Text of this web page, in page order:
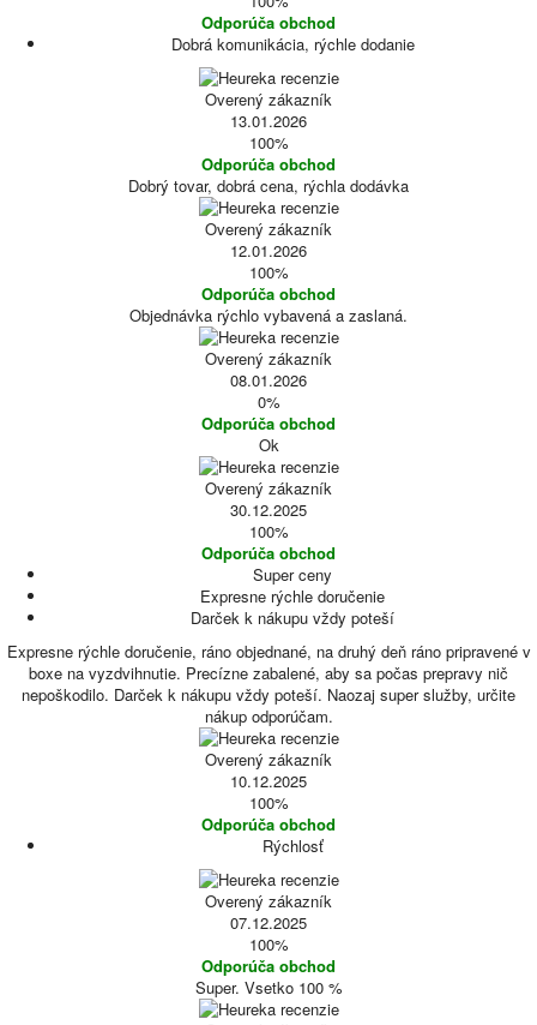
Odporúča obchod
Dobrá komunikácia, rýchle dodanie
Overený zákazník
13.01.2026
100%
Odporúča obchod
Dobrý tovar, dobrá cena, rýchla dodávka
Overený zákazník
12.01.2026
100%
Odporúča obchod
Objednávka rýchlo vybavená a zaslaná.
Overený zákazník
08.01.2026
0%
Odporúča obchod
Ok
Overený zákazník
30.12.2025
100%
Odporúča obchod
Super ceny
Expresne rýchle doručenie
Darček k nákupu vždy poteší
Expresne rýchle doručenie, ráno objednané, na druhý deň ráno pripravené v
boxe na vyzdvihnutie. Precízne zabalené, aby sa počas prepravy nič
nepoškodilo. Darček k nákupu vždy poteší. Naozaj super služby, určite
nákup odporúčam.
Overený zákazník
10.12.2025
100%
Odporúča obchod
Rýchlosť
Overený zákazník
07.12.2025
100%
Odporúča obchod
Super. Vsetko 100 %